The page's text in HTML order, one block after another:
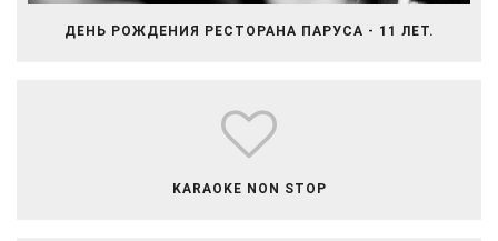
ДЕНЬ РОЖДЕНИЯ РЕСТОРАНА ПАРУСА - 11 ЛЕТ.
​​​​​​​​KARAOKE NON STOP